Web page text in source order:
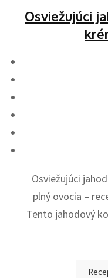
Osviežujúci
Osviežujúci
plný ovocia –
Tento jahodový